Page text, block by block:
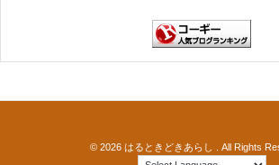
© 2026 はるときどきあらし . All Rights